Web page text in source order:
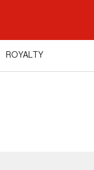
ROYALTY